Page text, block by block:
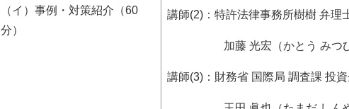
（イ）事例・対策紹介（60
分）
講師(2)：特許法律事務所樹樹 弁理
加藤 光宏（かとう みつひ
講師(3)：財務省 国際局 調査課 投